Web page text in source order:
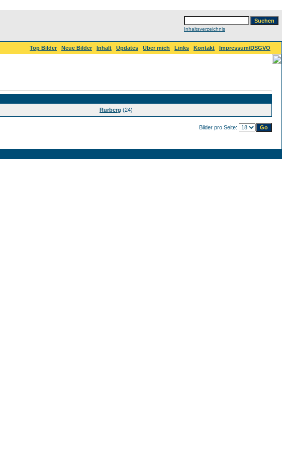
Inhaltsverzeichnis
Top Bilder Neue Bilder Inhalt Updates Über mich Links Kontakt
Impressum/DSGVO
Rurberg (24)
Bilder pro Seite: